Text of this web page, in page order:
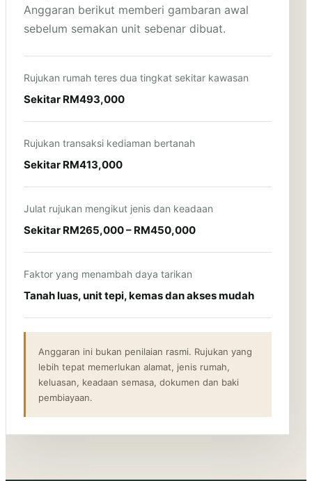
Anggaran berikut memberi gambaran awal
sebelum semakan unit sebenar dibuat.
Rujukan rumah teres dua tingkat sekitar kawasan
Sekitar RM493,000
Rujukan transaksi kediaman bertanah
Sekitar RM413,000
Julat rujukan mengikut jenis dan keadaan
Sekitar RM265,000 – RM450,000
Faktor yang menambah daya tarikan
Tanah luas, unit tepi, kemas dan akses mudah
Anggaran ini bukan penilaian rasmi. Rujukan yang
lebih tepat memerlukan alamat, jenis rumah,
keluasan, keadaan semasa, dokumen dan baki
pembiayaan.